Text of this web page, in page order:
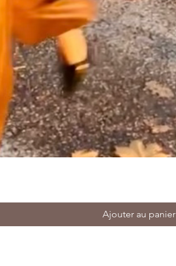
Ajouter au panier